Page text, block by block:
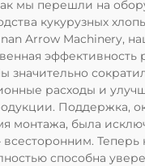
мы перешли на
кукурузных
Arrow Machinery,
эффективность
значительно
расходы и
Поддержка,
монтажа, была
Теперь
способна